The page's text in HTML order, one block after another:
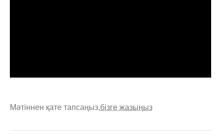
Мәтіннен қате тапсаңыз,бізге жазыңыз